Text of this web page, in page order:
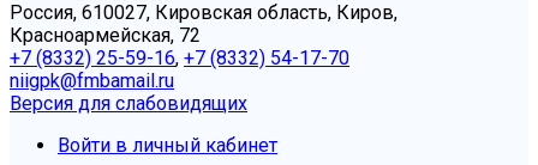
Россия, 610027, Кировская область, Киров,
Красноармейская, 72
+7 (8332) 25-59-16, +7 (8332) 54-17-70
niigpk@fmbamail.ru
Версия для слабовидящих
Войти в личный кабинет